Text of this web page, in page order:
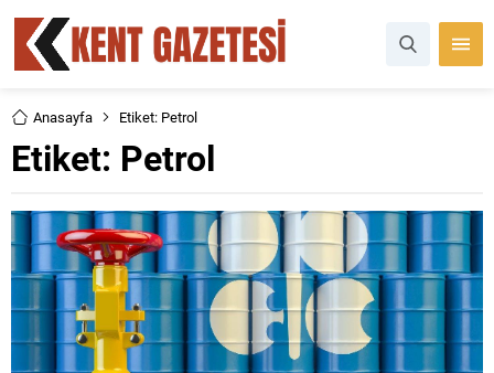
Anasayfa Etiket: Petrol
Etiket: Petrol